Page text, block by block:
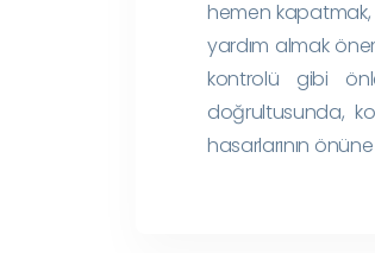
hemen kapatmak,
yardım almak
kontrolü gibi
doğrultusunda,
hasarlarının